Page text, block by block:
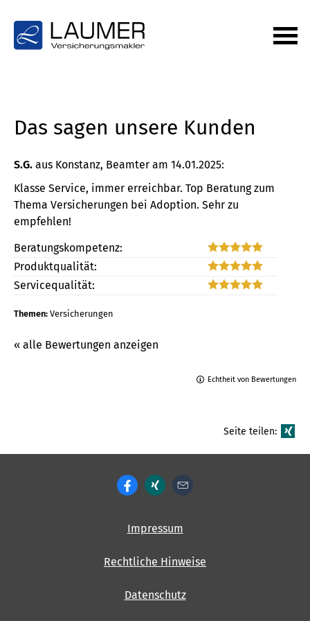
Das sagen unsere Kunden
S.G. aus Konstanz, Beamter am 14.01.2025:
Klasse Service, immer erreichbar. Top Beratung zum
Thema Versicherungen bei Adoption. Sehr zu
empfehlen!
Beratungskompetenz:
Produktqualität:
Servicequalität:
Themen: Versicherungen
« alle Bewertungen anzeigen
Echtheit von Bewertungen
Seite teilen:
Impressum
Rechtliche Hinweise
Datenschutz